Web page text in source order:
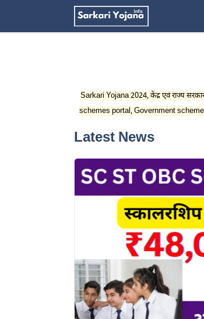
to
Sarkari Yojana 2024, केंद्र एवं राज्य
schemes portal, Government
Latest News